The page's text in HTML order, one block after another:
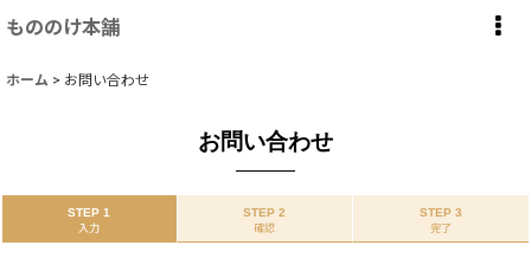
もののけ本舗
ホーム > お問い合わせ
お問い合わせ
STEP 1
入力
STEP 2
確認
STEP 3
完了